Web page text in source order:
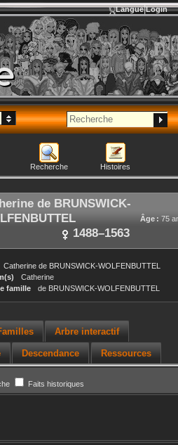
Langue Login
Recherche Histoires
de BRUNSWICK-
Âge : 75
1488–1563
Catherine de BRUNSWICK-WOLFENBUTTEL
Catherine
famille
de BRUNSWICK-WOLFENBUTTEL
Arbre interactif
Descendance Ressources
Faits historiques